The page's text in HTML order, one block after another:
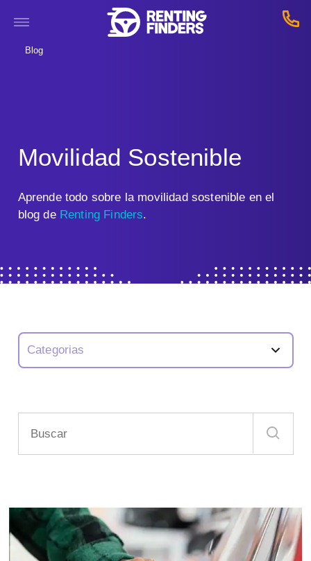
Blog
Movilidad Sostenible
Aprende todo sobre la movilidad sostenible en el
blog de Renting Finders.
Categorias
Disfrutar Conduciendo Movilidad Sostenible